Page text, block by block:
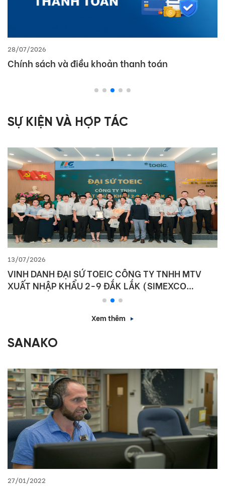
28/07/2026
Chính sách và điều khoản thanh toán
SỰ KIỆN VÀ HỢP TÁC
13/07/2026
VINH DANH ĐẠI SỨ TOEIC CÔNG TY TNHH MTV
XUẤT NHẬP KHẨU 2-9 ĐẮK LẮK (SIMEXCO
Xem thêm
SANAKO
27/01/2022